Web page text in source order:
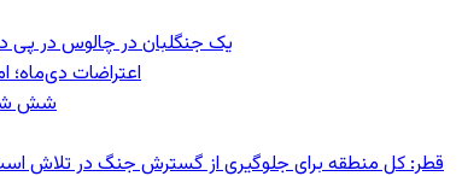
یک جنگلبان در چالوس در
اعتراضات
شش
قطر: کل منطقه برای جلوگیری از گسترش جنگ در تلاش